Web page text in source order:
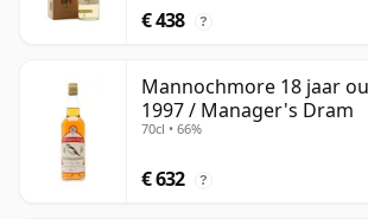
€ 438 ?
Mannochmore 18 jaar
1997 / Manager's Dram
70cl • 66%
€ 632 ?